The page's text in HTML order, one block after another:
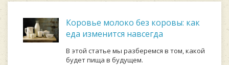
Коровье молоко без коровы: как
еда изменится навсегда
В этой статье мы разберемся в том, какой
будет пища в будущем.